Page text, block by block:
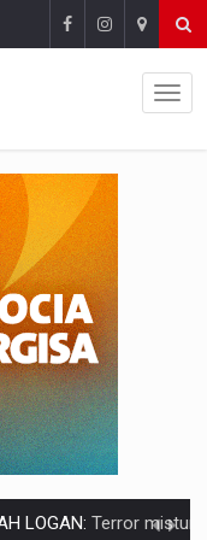
candidatos ao Governo e apresenta